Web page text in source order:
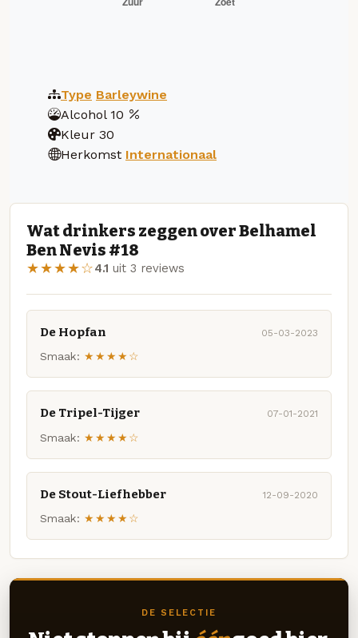
Type Barleywine
Alcohol 10
Kleur 30
Herkomst Internationaal
Wat drinkers zeggen over Belhamel
Ben Nevis #18
★★★★☆4.1 uit 3 reviews
De Hopfan 05-03-2023
Smaak: ★★★★☆
De Tripel-Tijger 07-01-2021
Smaak: ★★★★☆
De Stout-Liefhebber 12-09-2020
Smaak: ★★★★☆
DE SELECTIE